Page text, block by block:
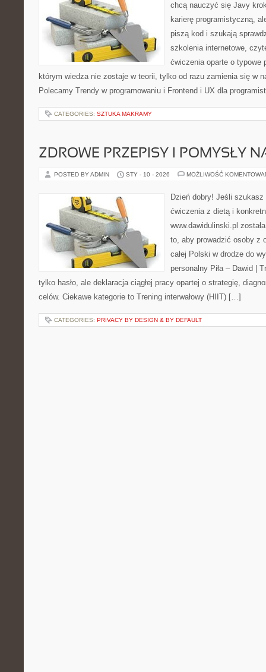
chcą nauczyć się Javy
karierę programistyczną,
piszą kod i szukają
szkolenia internetowe,
ćwiczenia oparte o typowe
którym wiedza nie zostaje w teorii, tylko od razu zamienia się w
Polecamy Trendy w programowaniu i Frontend i UX dla
CATEGORIES: SZTUKA MAKRAMY
ZDROWE PRZEPISY I POMYSŁY
POSTED BY ADMIN STY - 10 - 2026 MOŻLIWOŚĆ
Dzień dobry! Jeśli
ćwiczenia z dietą i
www.dawidulinski.pl
to, aby prowadzić osoby z
całej Polski w drodze do
personalny Piła – Dawid |
tylko hasło, ale deklaracja ciągłej pracy opartej o strategię,
celów. Ciekawe kategorie to Trening interwałowy (HIIT) […]
CATEGORIES: PRIVACY BY DESIGN & BY DEFAULT